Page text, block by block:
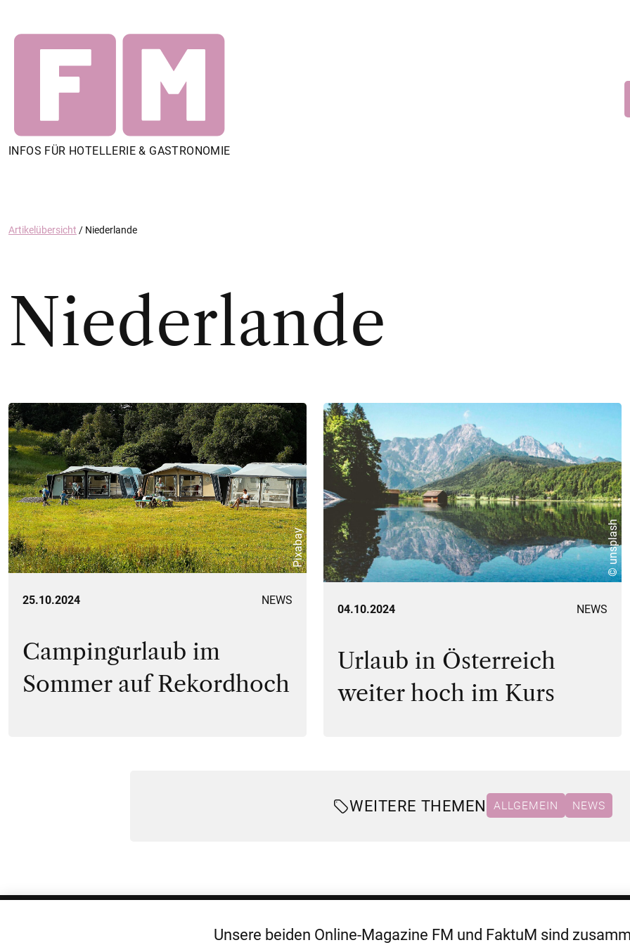
INFOS FÜR HOTELLERIE & GASTRONOMIE
Artikelübersicht / Niederlande
Niederlande
Pixabay
25.10.2024 NEWS
Campingurlaub im
Sommer auf Rekordhoch
© unsplash
04.10.2024 NEWS
Urlaub in Österreich
weiter hoch im Kurs
WEITERE THEMEN ALLGEMEIN NEWS
Unsere beiden Online-Magazine FM und FaktuM sind